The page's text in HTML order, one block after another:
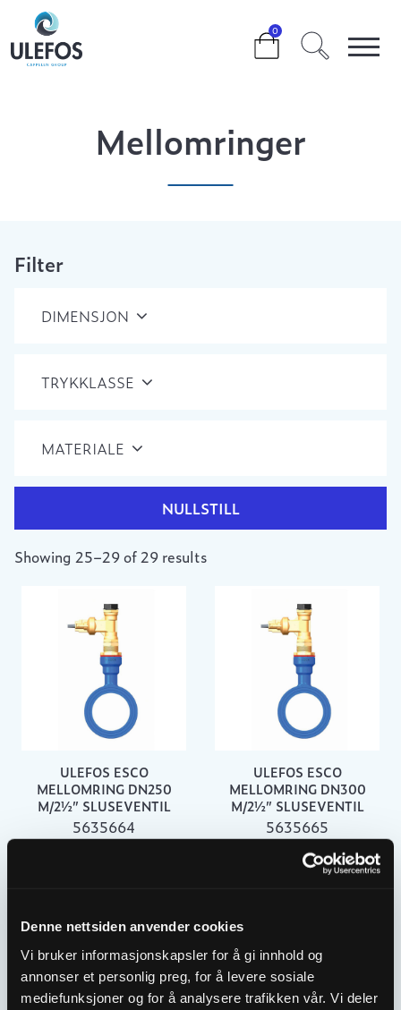
Denne nettsiden anvender cookies
Vi bruker informasjonskapsler for å gi innhold og
annonser et personlig preg, for å levere sosiale
mediefunksjoner og for å analysere trafikken vår. Vi deler
0
>>
Mellomringer
Filter
DIMENSJON
TRYKKLASSE
MATERIALE
NULLSTILL
Showing 25–29 of 29 results
ULEFOS ESCO
MELLOMRING DN250
M/2½” SLUSEVENTIL
5635664
ULEFOS ESCO
MELLOMRING DN300
M/2½” SLUSEVENTIL
5635665